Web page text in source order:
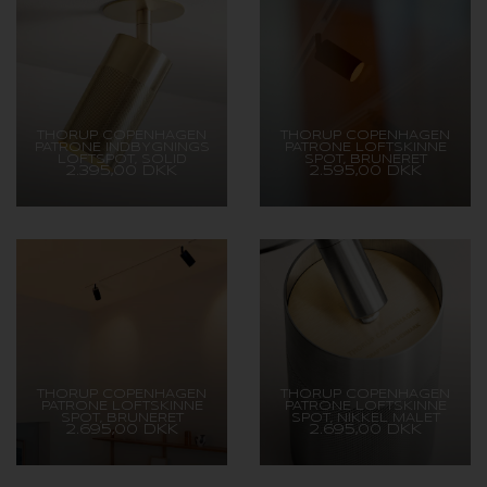
THORUP COPENHAGEN
PATRONE INDBYGNINGS
LOFTSPOT, SOLID
MESSING, 120 MM - BOX-
2.395,00 DKK
THORUP COPENHAGEN
PATRONE LOFTSKINNE
SPOT, BRUNERET
MESSING, 120 MM
2.595,00 DKK
THORUP COPENHAGEN
PATRONE LOFTSKINNE
SPOT, BRUNERET
MESSING/MØRK, 120 MM
2.695,00 DKK
THORUP COPENHAGEN
PATRONE LOFTSKINNE
SPOT, NIKKEL MALET
MESSING, 120 MM
2.695,00 DKK